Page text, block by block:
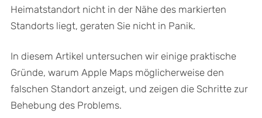
Heimatstandort nicht in der Nähe des markierten
Standorts liegt, geraten Sie nicht in Panik.
In diesem Artikel untersuchen wir einige praktische
Gründe, warum Apple Maps möglicherweise den
falschen Standort anzeigt, und zeigen die Schritte zur
Behebung des Problems.